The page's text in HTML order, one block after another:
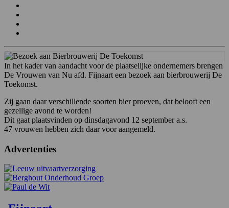
In het kader van aandacht voor de plaatselijke ondernemers brengen
De Vrouwen van Nu afd. Fijnaart een bezoek aan bierbrouwerij De
Toekomst.
Zij gaan daar verschillende soorten bier proeven, dat belooft een
gezellige avond te worden!
Dit gaat plaatsvinden op dinsdagavond 12 september a.s.
47 vrouwen hebben zich daar voor aangemeld.
Advertenties